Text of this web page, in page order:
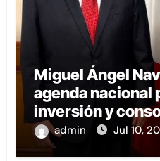
Miguel Ángel
agenda nacional
inversión y
desarrollo de
admin Jul 10,